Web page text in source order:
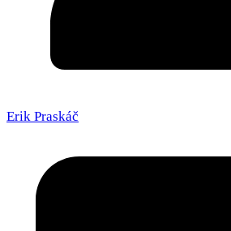
Erik Praskáč